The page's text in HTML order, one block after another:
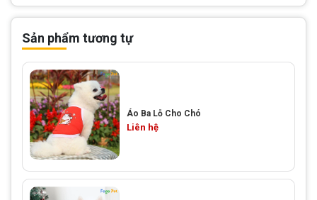
Sản phẩm tương tự
Áo Ba Lỗ Cho Chó
Liên hệ